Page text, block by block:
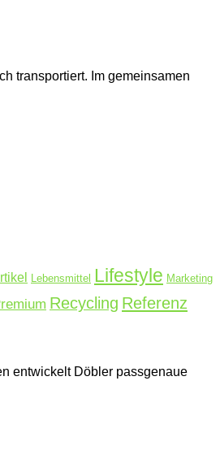
transportiert. Im gemeinsamen
Lebensmittel Lifestyle Marketing
Recycling Referenz
entwickelt Döbler passgenaue